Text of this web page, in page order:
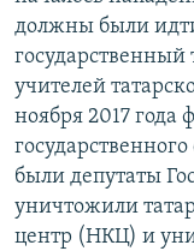
должны были
учителей
ноября 2017 года
государственного
были депутаты
уничтожили
центр (НКЦ) и